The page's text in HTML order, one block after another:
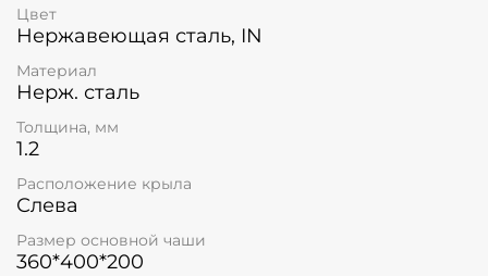
Цвет
Нержавеющая сталь, IN
Материал
Нерж. сталь
Толщина, мм
1.2
Расположение крыла
Слева
Размер основной чаши
360*400*200